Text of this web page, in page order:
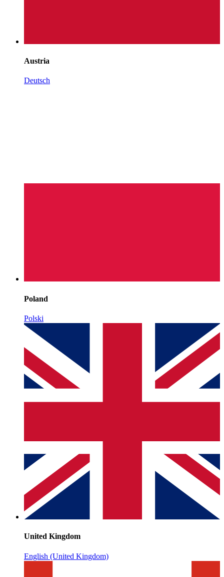
Austria
Deutsch
Poland
Polski
United Kingdom
English (United Kingdom)